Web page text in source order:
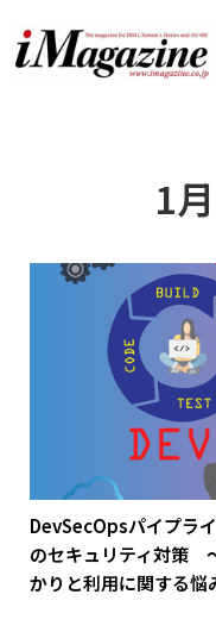
1
DevSecOpsパイプラ
のセキュリティ対策
かりと利用に関する悩